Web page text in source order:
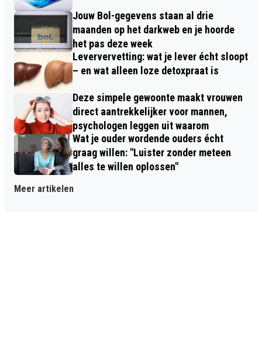
Jouw Bol-gegevens staan al drie
maanden op het darkweb en je hoorde
het pas deze week
Leververvetting: wat je lever écht sloopt
– en wat alleen loze detoxpraat is
Deze simpele gewoonte maakt vrouwen
direct aantrekkelijker voor mannen,
psychologen leggen uit waarom
Wat je ouder wordende ouders écht
graag willen: "Luister zonder meteen
alles te willen oplossen"
Meer artikelen